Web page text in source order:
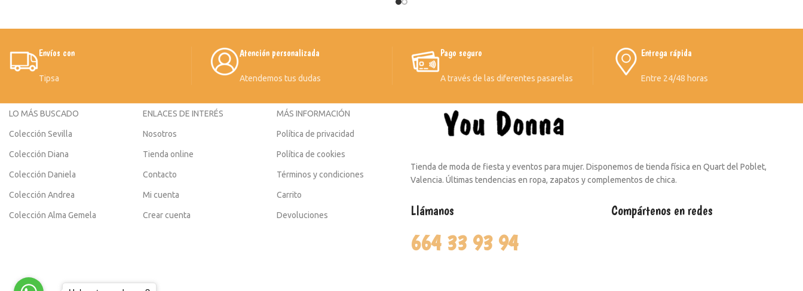
Envíos con
Tipsa
Atención personalizada
Atendemos tus dudas
Pago seguro
A través de las diferentes pasarelas
Entrega rápida
Entre 24/48 horas
LO MÁS BUSCADO
Colección Sevilla
Colección Diana
Colección Daniela
Colección Andrea
Colección Alma Gemela
ENLACES DE INTERÉS
Nosotros
Tienda online
Contacto
Mi cuenta
Crear cuenta
MÁS INFORMACIÓN
Política de privacidad
Política de cookies
Términos y condiciones
Carrito
Devoluciones
Tienda de moda de fiesta y eventos para mujer. Disponemos de tienda física en Quart del Poblet,
Valencia. Últimas tendencias en ropa, zapatos y complementos de chica.
Llámanos
664 33 93 94
Compártenos en redes